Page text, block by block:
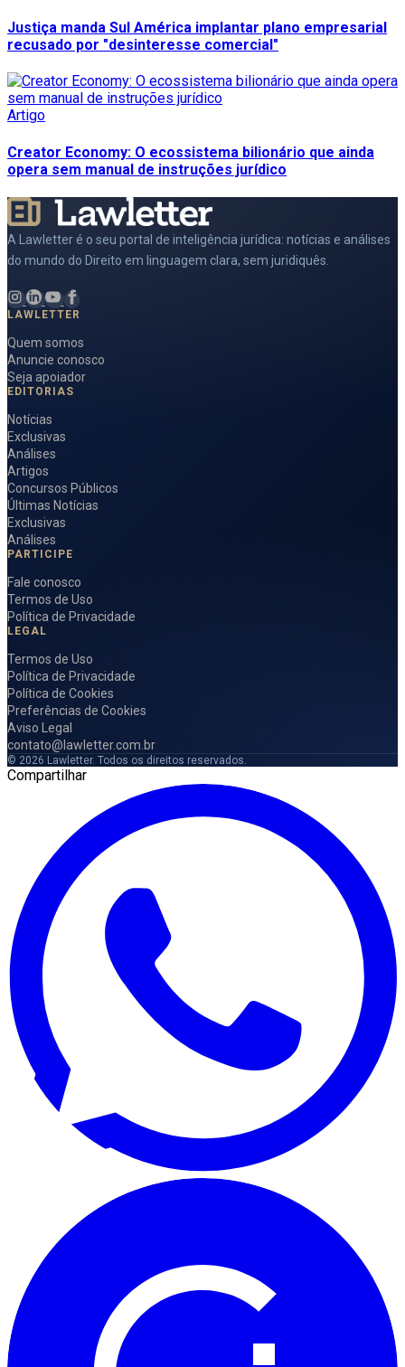
Justiça manda Sul América implantar plano empresarial
recusado por "desinteresse comercial"
Artigo
Creator Economy: O ecossistema bilionário que ainda
opera sem manual de instruções jurídico
A Lawletter é o seu portal de inteligência jurídica: notícias e análises
do mundo do Direito em linguagem clara, sem juridiquês.
LAWLETTER
Quem somos
Anuncie conosco
Seja apoiador
EDITORIAS
Notícias
Exclusivas
Análises
Artigos
Concursos Públicos
Últimas Notícias
Exclusivas
Análises
PARTICIPE
Fale conosco
Termos de Uso
Política de Privacidade
LEGAL
Termos de Uso
Política de Privacidade
Política de Cookies
Preferências de Cookies
Aviso Legal
contato@lawletter.com.br
© 2026 Lawletter. Todos os direitos reservados.
Compartilhar